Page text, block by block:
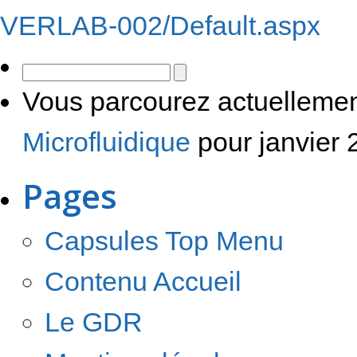
VERLAB-002/Default.aspx
Vous parcourez
Microfluidique pour janvier
Pages
Capsules Top Menu
Contenu Accueil
Le GDR